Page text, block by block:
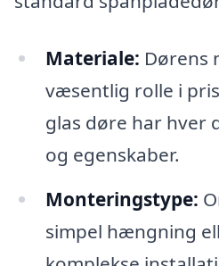
Materiale: Dørens
væsentlig rolle i
glas døre har hver
og egenskaber.
Monteringstype:
simpel hængning